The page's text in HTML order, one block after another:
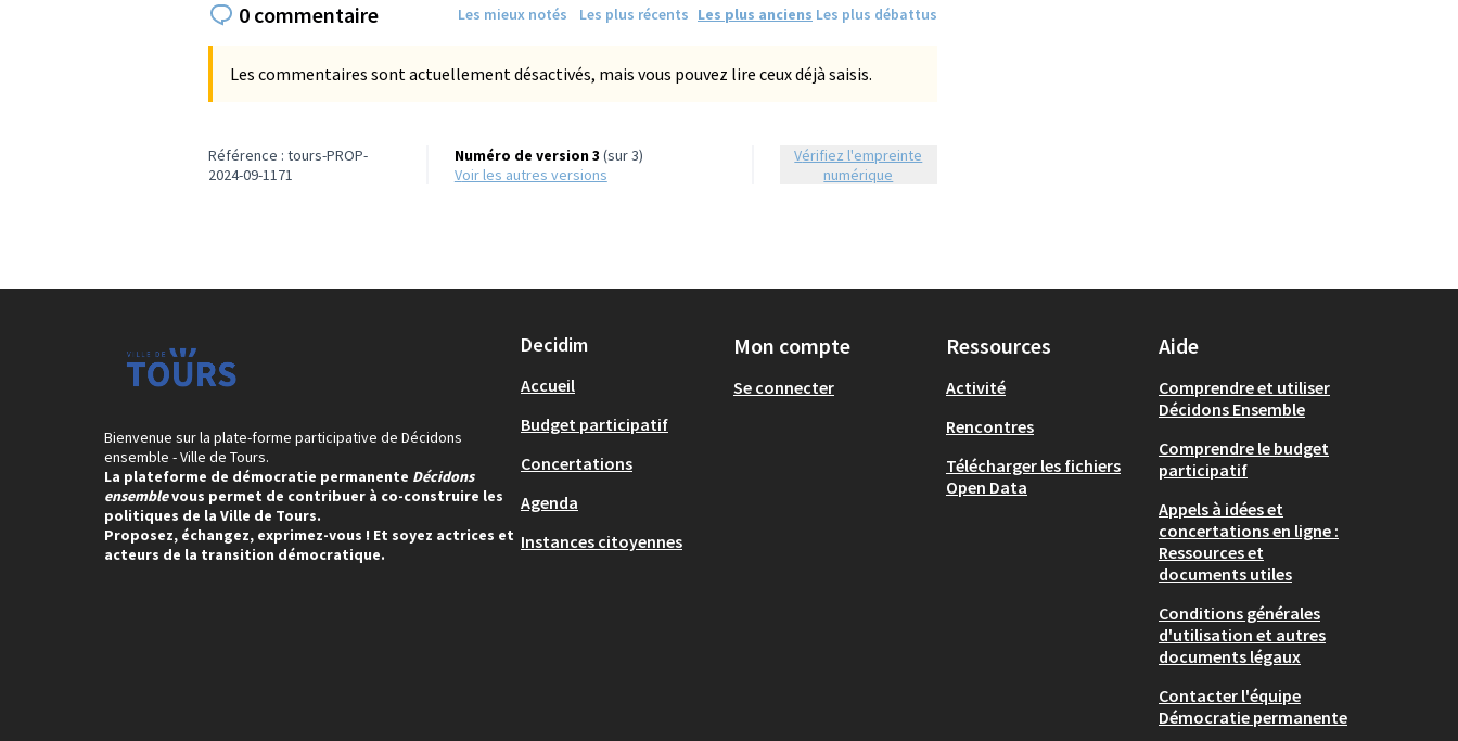
0 commentaire Les mieux notés Les plus récents Les plus anciens Les plus débattus
Les commentaires sont actuellement désactivés, mais vous pouvez lire ceux déjà saisis.
Référence : tours-PROP-
2024-09-1171
Numéro de version 3 (sur 3)
voir les autres versions
Vérifiez l'empreinte
numérique
Bienvenue sur la plate-forme participative de Décidons
ensemble - Ville de Tours.
La plateforme de démocratie permanente Décidons
ensemblevous permet de contribuer à co-construire les
politiques de la Ville de Tours.
Proposez, échangez, exprimez-vous ! Et soyez actrices et
acteurs de la transition démocratique.
Decidim
Accueil
Budget participatif
Concertations
Agenda
Instances citoyennes
Mon compte
Se connecter
Ressources
Activité
Rencontres
Télécharger les fichiers
Open Data
Aide
Comprendre et utiliser
Décidons Ensemble
Comprendre le budget
participatif
Appels à idées et
concertations en ligne :
Ressources et
documents utiles
Conditions générales
d'utilisation et autres
documents légaux
Contacter l'équipe
Démocratie permanente